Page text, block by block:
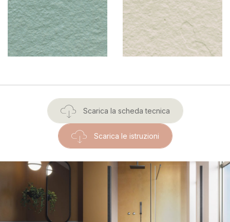
Scarica la scheda tecnica
Scarica le istruzioni